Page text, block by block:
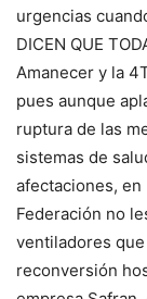
urgencias
DICEN QUE
Amanecer y la
pues aunque
ruptura de las
sistemas de
afectaciones, en
Federación no
ventiladores
reconversión